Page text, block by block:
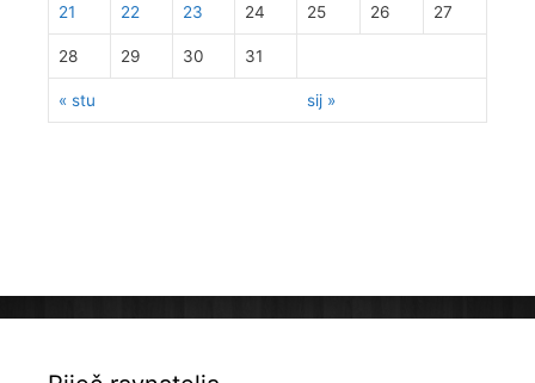
« stu sij »
21 22 23 24 25 26 27
28 29 30 31